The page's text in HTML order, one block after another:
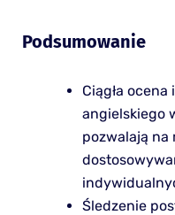
Podsumowanie
Ciągła
angielskiego
pozwalają na
Śledzenie